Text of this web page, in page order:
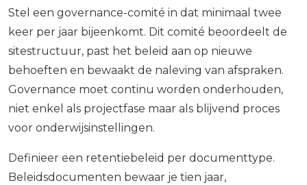
Stel een governance-comité in dat minimaal twee
keer per jaar bijeenkomt. Dit comité beoordeelt de
sitestructuur, past het beleid aan op nieuwe
behoeften en bewaakt de naleving van afspraken.
Governance moet continu worden onderhouden,
niet enkel als projectfase maar als blijvend proces
voor onderwijsinstellingen.
Definieer een retentiebeleid per documenttype.
Beleidsdocumenten bewaar je tien jaar,